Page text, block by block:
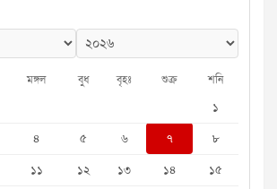
মঙ্গল বুধ বৃহঃ শুক্র শনি
১
৪ ৫ ৬ ৭
৮
১১ ১২ ১৩ ১৪
১৫